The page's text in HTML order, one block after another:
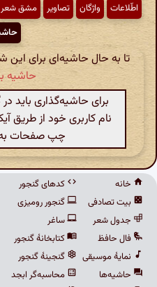
اطّلاعات واژگان تصاویر مشق شعر
تا به حال حاشیه‌ای برای
حاشیه
برای حاشیه‌گذاری باید
نام کاربری خود از
چپ صفحات به
خانه
بیت تصادفی
جدول شعر
فال حافظ
نمایهٔ موسیقی
حاشیه‌ها
کدهای گنجور
گنجور رومیزی
ساغر
کتابخانهٔ گنجور
گنجینهٔ گنجور
محاسبه‌گر ابجد